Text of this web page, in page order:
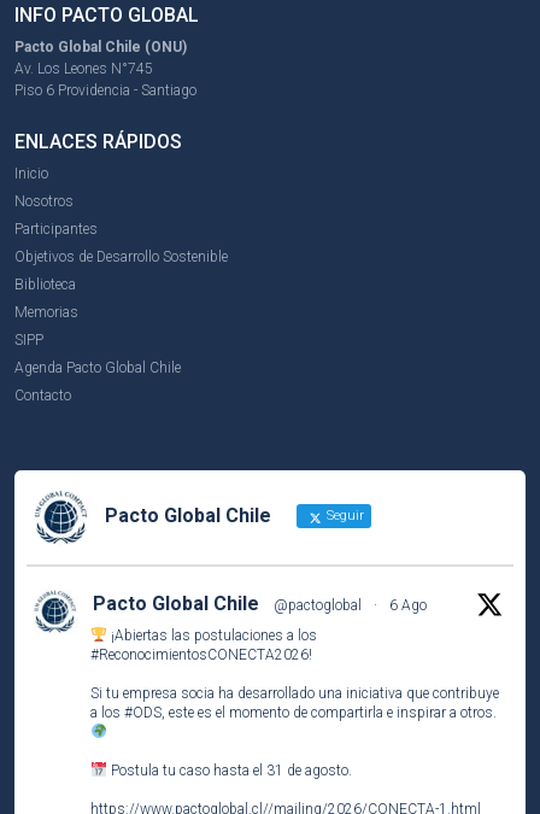
INFO PACTO GLOBAL
Pacto Global Chile (ONU)
Av. Los Leones N°745
Piso 6 Providencia - Santiago
ENLACES RÁPIDOS
Inicio
Nosotros
Participantes
Objetivos de Desarrollo Sostenible
Biblioteca
Memorias
SIPP
Agenda Pacto Global Chile
Contacto
Pacto Global Chile Seguir
Pacto Global Chile @pactoglobal ·
6 Ago
¡Abiertas las postulaciones a los
#ReconocimientosCONECTA2026!
Si tu empresa socia ha desarrollado una iniciativa que contribuye
a los #ODS , este es el momento de compartirla e inspirar a otros.
Postula tu caso hasta el 31 de agosto.
https://www.pactoglobal.cl//mailing/2026/CONECTA-1.html